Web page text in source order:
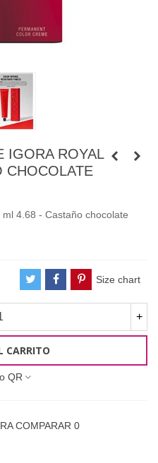
IGORA ROYAL
CHOCOLATE
4.68 - Castaño chocolate
Size chart
+
CARRITO
QR
COMPARAR 0